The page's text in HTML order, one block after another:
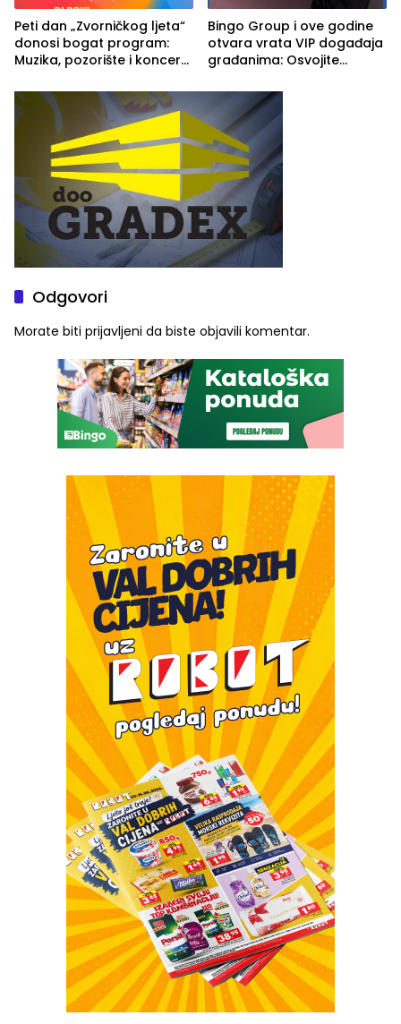
Peti dan „Zvorničkog ljeta“
donosi bogat program:
Muzika, pozorište i koncert
Bingo Group i ove godine
otvara vrata VIP događaja
građanima: Osvojite
Graše
Odgovori
Morate biti prijavljeni da biste objavili komentar.